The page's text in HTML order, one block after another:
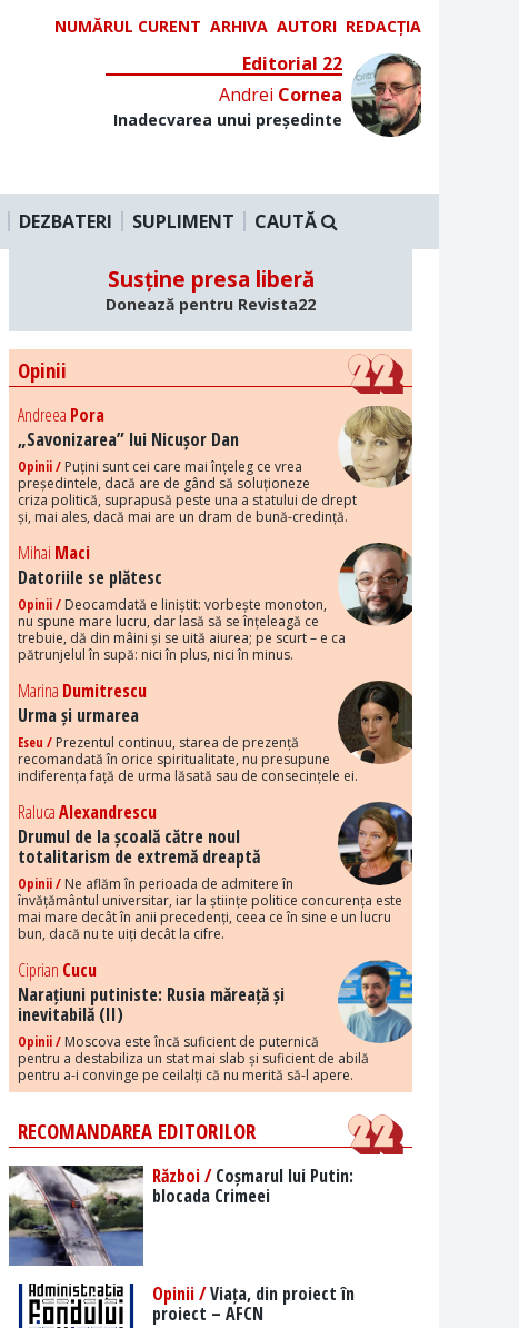
NUMĂRUL CURENT ARHIVA AUTORI REDACȚIA
Editorial 22
Andrei Cornea
Inadecvarea unui președinte
DEZBATERI SUPLIMENT CAUTĂ
Susține presa liberă
Donează pentru Revista22
Opinii
Andreea Pora
„Savonizarea” lui Nicușor Dan
Opinii / Puțini sunt cei care mai înțeleg ce vrea
președintele, dacă are de gând să soluționeze
criza politică, suprapusă peste una a statului de drept
și, mai ales, dacă mai are un dram de bună-credință.
Mihai Maci
Datoriile se plătesc
Opinii / Deocamdată e liniștit: vorbește monoton,
nu spune mare lucru, dar lasă să se înțeleagă ce
trebuie, dă din mâini și se uită aiurea; pe scurt – e ca
pătrunjelul în supă: nici în plus, nici în minus.
Marina Dumitrescu
Urma și urmarea
Eseu / Prezentul continuu, starea de prezență
recomandată în orice spiritualitate, nu presupune
indiferența față de urma lăsată sau de consecințele ei.
RalucaAlexandrescu
Drumul de la școală către noul
totalitarism de extremă dreaptă
Opinii / Ne aflăm în perioada de admitere în
învățământul universitar, iar la științe politice concurența este
mai mare decât în anii precedenți, ceea ce în sine e un lucru
bun, dacă nu te uiți decât la cifre.
Ciprian Cucu
Narațiuni putiniste: Rusia măreață și
inevitabilă (II)
Opinii / Moscova este încă suficient de puternică
pentru a destabiliza un stat mai slab și suficient de abilă
pentru a-i convinge pe ceilalți că nu merită să-l apere.
RECOMANDAREA EDITORILOR
Război /Coșmarul lui Putin:
blocada Crimeei
Opinii /Viața, din proiect în
proiect – AFCN